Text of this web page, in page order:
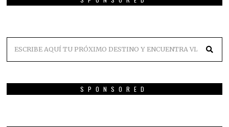
SPONSORED